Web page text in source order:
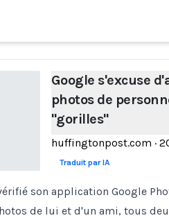
Google s'excuse
photos de
"gorilles"
huffingtonpost.com ·
Traduit par IA
son application Google
de lui et d'un ami, tous